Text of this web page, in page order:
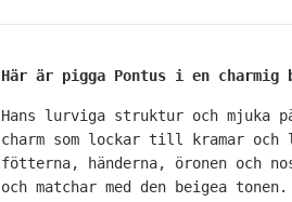
Här är pigga Pontus i en charmig
Hans lurviga struktur och mjuka
charm som lockar till kramar
fötterna, händerna, öronen och
och matchar med den beigea